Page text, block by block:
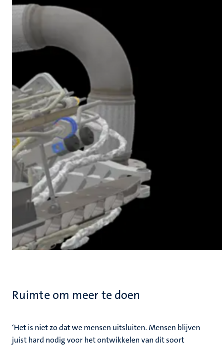
Ruimte om meer te doen
‘Het is niet zo dat we mensen uitsluiten. Mensen blijven
juist hard nodig voor het ontwikkelen van dit soort